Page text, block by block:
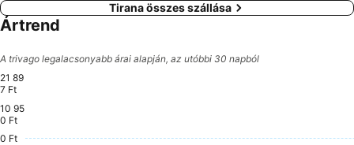
Tirana összes szállása
Ártrend
A trivago legalacsonyabb árai alapján, az utóbbi 30 napból
21 89
7 Ft
10 95
0 Ft
0 Ft